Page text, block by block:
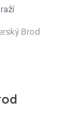
Brod